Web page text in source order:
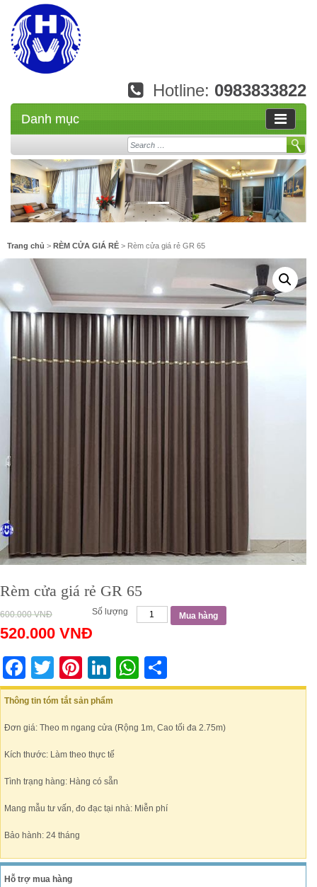
Hotline: 0983833822
Danh mục
Search
Trang chủ > RÈM CỬA GIÁ RẺ > Rèm cửa giá rẻ GR 65
Rèm cửa giá rẻ GR 65
600.000VNĐ
520.000 VNĐ
Số lượng Mua hàng
Facebook
TwitterPinterest
LinkedIn
WhatsApp
Thông tin tóm tắt sản phẩm
Đơn giá: Theo m ngang cửa (Rộng 1m, Cao tối đa 2.75m)
Kích thước: Làm theo thực tế
Tình trạng hàng: Hàng có sẵn
Mang mẫu tư vấn, đo đạc tại nhà: Miễn phí
Bảo hành: 24 tháng
Hỗ trợ mua hàng